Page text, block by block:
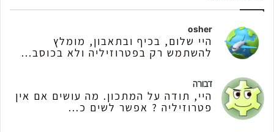
osher
היי שלום, בכיף ובתאבון, מומלץ
להשתמש רק בפטרוזיליה ולא בכוסב...
דבורה
היי, תודה על המתכון. מה עושים אם אין
פטרוזיליה ? אפשר לשים כ...